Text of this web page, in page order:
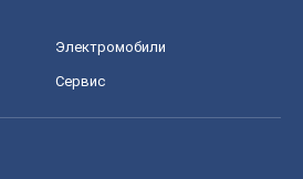
Электромобили
Сервис